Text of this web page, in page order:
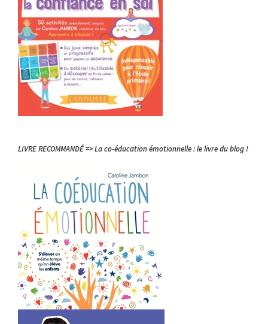
LIVRE RECOMMANDÉ => La co-éducation émotionnelle : le livre du blog !